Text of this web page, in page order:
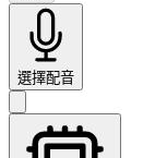
選擇配音